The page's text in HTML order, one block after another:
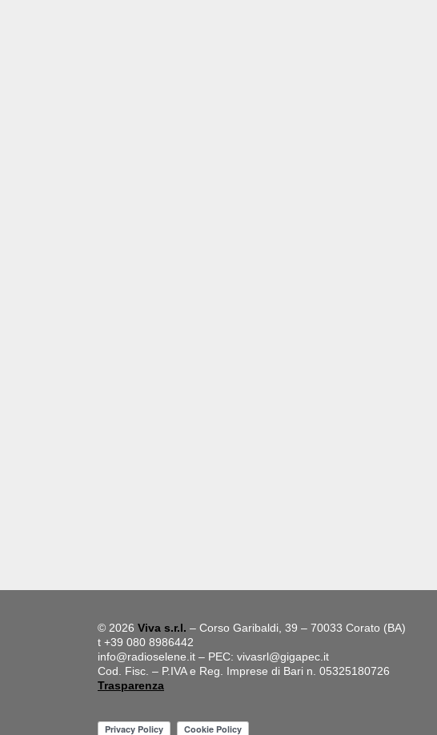
© 2026 Viva s.r.l. – Corso Garibaldi, 39 – 70033 Corato (BA)
t +39 080 8986442
info@radioselene.it – PEC: vivasrl@gigapec.it
Cod. Fisc. – P.IVA e Reg. Imprese di Bari n. 05325180726
Trasparenza